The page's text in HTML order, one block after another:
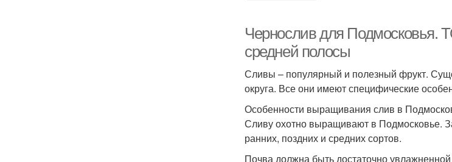
Чернослив для Подмосковья.
средней полосы
Сливы – популярный и полезный фрукт.
округа. Все они имеют специфические
Особенности выращивания слив в
Сливу охотно выращивают в Подмосковье.
ранних, поздних и средних сортов.
Почва должна быть достаточно